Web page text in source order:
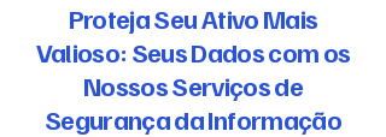
Proteja Seu Ativo Mais
Valioso: Seus Dados com os
Nossos Serviços de
Segurança da Informação